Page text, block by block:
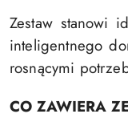
Zestaw stanowi
inteligentnego
rosnącymi
CO ZAWIERA